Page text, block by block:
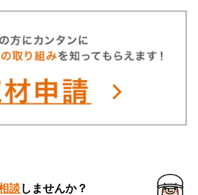
談しませんか？